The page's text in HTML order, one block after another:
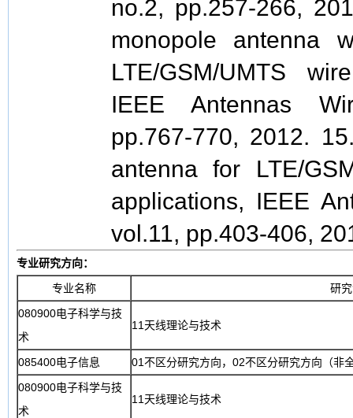
no.2, pp.257-266,
monopole antenna
LTE/GSM/UMTS
IEEE Antennas
pp.767-770, 2012.
antenna for LTE/
applications, IEEE
vol.11, pp.403-406,
专业研究方向：
专业名称
研
080900电子科学与技
术
11天线理论与技术
085400电子信息
01不区分研究方向，02不区分研究方向（非
080900电子科学与技
术
11天线理论与技术